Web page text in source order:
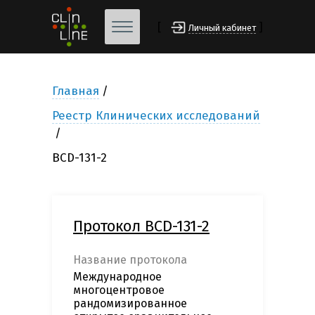
Личный кабинет
Главная
Реестр Клинических исследований
BCD-131-2
Протокол BCD-131-2
Название протокола
Международное
многоцентровое
рандомизированное